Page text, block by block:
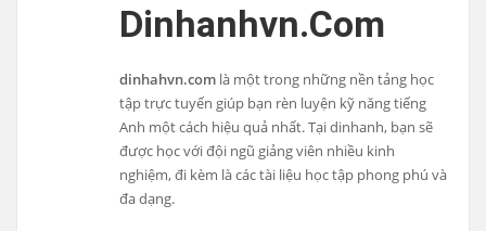
Dinhanhvn.com
dinhahvn.com là một trong những nền tảng học
tập trực tuyến giúp bạn rèn luyện kỹ năng tiếng
Anh một cách hiệu quả nhất. Tại dinhanh, bạn sẽ
được học với đội ngũ giảng viên nhiều kinh
nghiệm, đi kèm là các tài liệu học tập phong phú và
đa dạng.